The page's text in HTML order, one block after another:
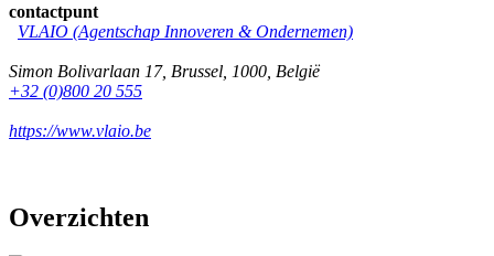
contactpunt
VLAIO (Agentschap Innoveren & Ondernemen)
Simon Bolivarlaan 17, Brussel 1000 België
+32 (0)800 20 555
https://www.vlaio.be
Overzichten